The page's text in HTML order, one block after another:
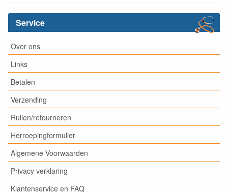
Service
Over ons
Links
Betalen
Verzending
Ruilen/retourneren
Herroepingformulier
Algemene Voorwaarden
Privacy verklaring
Klantenservice en FAQ